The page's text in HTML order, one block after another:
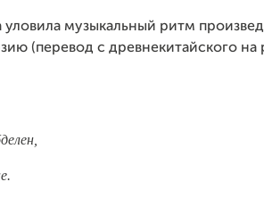
музыкальный ритм
(перевод с древнекитайского на